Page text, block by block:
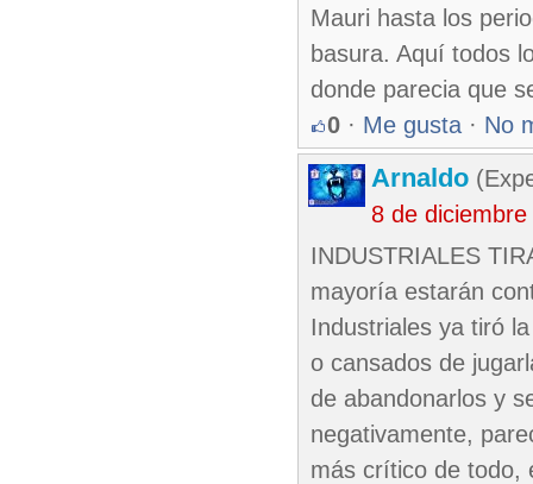
Mauri hasta los
basura. Aquí todos
donde parecia que
0 · Me gusta · No
Arnaldo
8 de
INDUSTRIALES
mayoría estarán
Industriales ya tiró
o cansados de
de abandonarlos y
negativamente,
más crítico de todo,